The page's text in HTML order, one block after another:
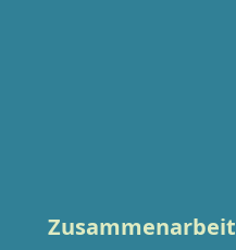
Zusammenarbeit